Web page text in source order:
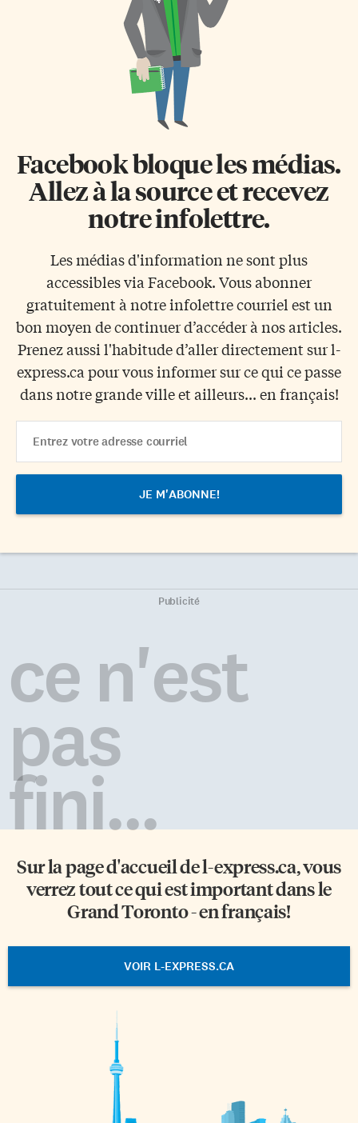
Facebook bloque les médias.
Allez à la source et recevez
notre infolettre.
Les médias d'information ne sont plus
accessibles via Facebook. Vous abonner
gratuitement à notre infolettre courriel est un
bon moyen de continuer d’accéder à nos articles.
Prenez aussi l'habitude d’aller directement sur l-
express.ca pour vous informer sur ce qui ce passe
dans notre grande ville et ailleurs... en français!
Address
Publicité
ce n'est
pas
fini...
Sur la page d'accueil del-express.ca, vous
verrez tout ce qui est important dans le
Grand Toronto - en français!
VOIR L-EXPRESS.CA